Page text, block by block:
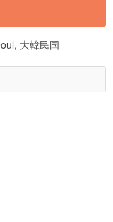
大韓民国